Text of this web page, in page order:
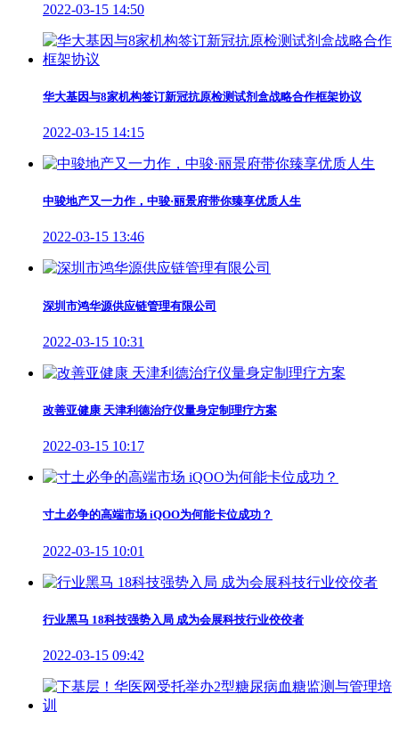
2022-03-15 14:50
华大基因与8家机构签订新冠抗原检测试剂盒战略合作框架协议
2022-03-15 14:15
中骏地产又一力作，中骏·丽景府带你臻享优质人生
2022-03-15 13:46
深圳市鸿华源供应链管理有限公司
2022-03-15 10:31
改善亚健康 天津利德治疗仪量身定制理疗方案
2022-03-15 10:17
寸土必争的高端市场 iQOO为何能卡位成功？
2022-03-15 10:01
行业黑马 18科技强势入局 成为会展科技行业佼佼者
2022-03-15 09:42